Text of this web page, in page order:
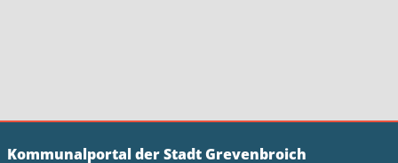
Kommunalportal der Stadt Grevenbroich